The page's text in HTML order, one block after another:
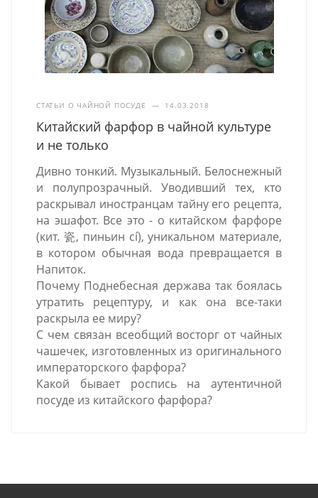
СТАТЬИ О ЧАЙНОЙ ПОСУДЕ — 14.03.2018
Китайский фарфор в чайной культуре
и не только
Дивно тонкий. Музыкальный. Белоснежный
и полупрозрачный. Уводивший тех, кто
раскрывал иностранцам тайну его рецепта,
на эшафот. Все это - о китайском фарфоре
(кит. 瓷, пиньин cí), уникальном материале,
в котором обычная вода превращается в
Напиток.
Почему Поднебесная держава так боялась
утратить рецептуру, и как она все-таки
раскрыла ее миру?
С чем связан всеобщий восторг от чайных
чашечек, изготовленных из оригинального
императорского фарфора?
Какой бывает роспись на аутентичной
посуде из китайского фарфора?